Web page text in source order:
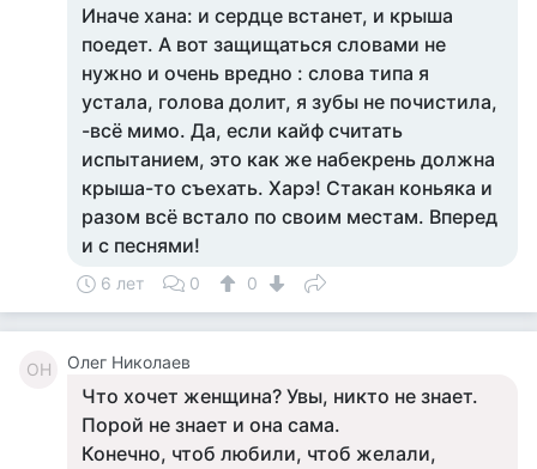
Иначе хана: и сердце встанет, и крыша
поедет. А вот защищаться словами не
нужно и очень вредно : слова типа я
устала, голова долит, я зубы не почистила,
-всё мимо. Да, если кайф считать
испытанием, это как же набекрень должна
крыша-то съехать. Харэ! Стакан коньяка и
разом всё встало по своим местам. Вперед
и с песнями!
6 лет 0 0
ОН Олег Николаев
Что хочет женщина? Увы, никто не знает.
Порой не знает и она сама.
Конечно, чтоб любили, чтоб желали,